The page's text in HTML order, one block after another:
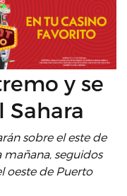
y se
Sahara
sobre el este de
seguidos
oeste de Puerto